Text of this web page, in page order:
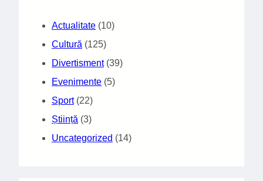
Actualitate (10)
Cultură (125)
Divertisment(39)
Evenimente (5)
Sport(22)
Știință (3)
Uncategorized (14)